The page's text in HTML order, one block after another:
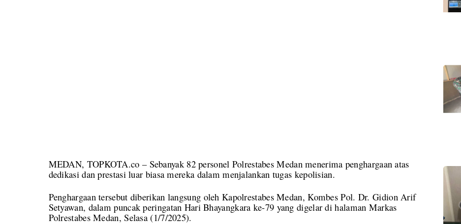
MEDAN, TOPKOTA.co – Sebanyak 82 personel Polrestabes Medan menerima penghargaan atas
dedikasi dan prestasi luar biasa mereka dalam menjalankan tugas kepolisian.
Penghargaan tersebut diberikan langsung oleh Kapolrestabes Medan, Kombes Pol. Dr. Gidion Arif
Setyawan, dalam puncak peringatan Hari Bhayangkara ke-79 yang digelar di halaman Markas
Polrestabes Medan, Selasa (1/7/2025).